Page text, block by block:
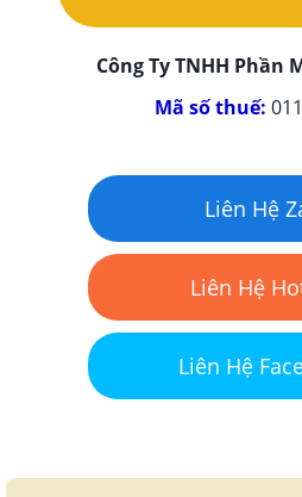
Công Ty TNHH Phần
Mã số thuế:
Liên Hệ
Liên Hệ
Liên Hệ